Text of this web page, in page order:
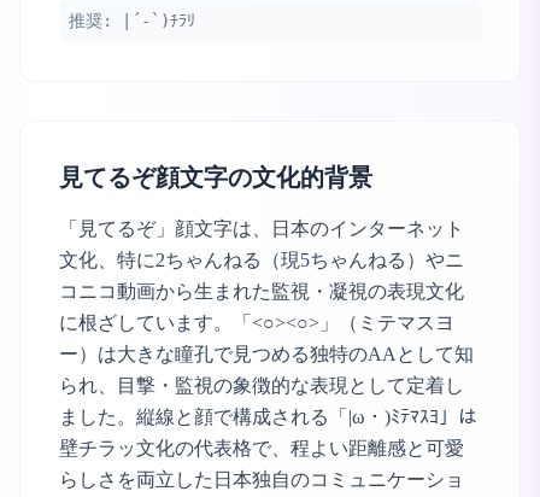
推奨: |´-`)ﾁﾗﾘ
見てるぞ顔文字の文化的背景
「見てるぞ」顔文字は、日本のインターネット
文化、特に2ちゃんねる（現5ちゃんねる）やニ
コニコ動画から生まれた監視・凝視の表現文化
に根ざしています。「<○><○>」（ミテマスヨ
ー）は大きな瞳孔で見つめる独特のAAとして知
られ、目撃・監視の象徴的な表現として定着し
ました。縦線と顔で構成される「|ω・)ﾐﾃﾏｽﾖ」は
壁チラッ文化の代表格で、程よい距離感と可愛
らしさを両立した日本独自のコミュニケーショ